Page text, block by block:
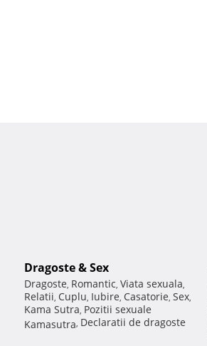
Dragoste & Sex
Dragoste, Romantic, Viata sexuala,
Relatii, Cuplu, Iubire, Casatorie, Sex,
Kama Sutra, Pozitii sexuale
Kamasutra, Declaratii de dragoste